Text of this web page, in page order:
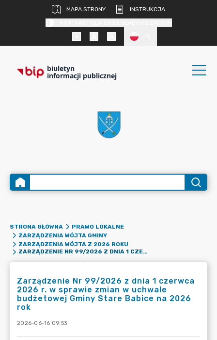
MAPA STRONY
INSTRUKCJA
biuletyn
informacji publicznej
STRONA GŁÓWNA
PRAWO LOKALNE
ZARZĄDZENIA WÓJTA GMINY
ZARZĄDZENIA WÓJTA Z 2026 ROKU
ZARZĄDZENIE NR 99/2026 Z DNIA 1 CZERWCA 2026 R. W SPRAWIE ZMIAN W UCHWALE BUDŻETOWEJ GMINY STARE BABICE NA 2026 ROK
Zarządzenie Nr 99/2026 z dnia 1 czerwca
2026 r. w sprawie zmian w uchwale
budżetowej Gminy Stare Babice na 2026
rok
2026-06-16 09:53